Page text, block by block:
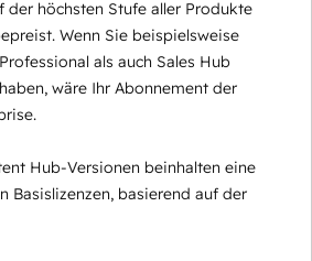
der höchsten Stufe aller Produkte
Wenn Sie beispielsweise
als auch Sales Hub
wäre Ihr Abonnement der
Hub-Versionen beinhalten eine
Basislizenzen, basierend auf der